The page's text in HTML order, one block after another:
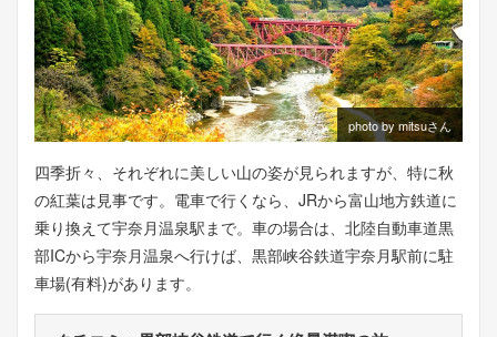
photo by mitsuさん
四季折々、それぞれに美しい山の姿が見られますが、特に秋
の紅葉は見事です。電車で行くなら、JRから富山地方鉄道に
乗り換えて宇奈月温泉駅まで。車の場合は、北陸自動車道黒
部ICから宇奈月温泉へ行けば、黒部峡谷鉄道宇奈月駅前に駐
車場(有料)があります。